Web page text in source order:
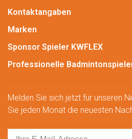
Kontaktangaben
Marken
Sponsor Spieler KWFLEX
Professionelle
Melden Sie sich jetzt für unseren
Sie jeden Monat die neuesten